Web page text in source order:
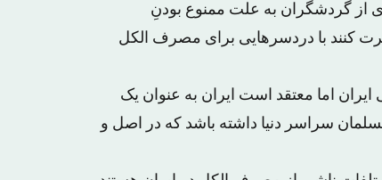
از گردشگران به علت ممنوع بودنِ
کنند با دردسرهایی برای مصرف الکل
اما معتقد است ایران به عنوان یک
سراسر دنیا داشته باشد که در اصل و